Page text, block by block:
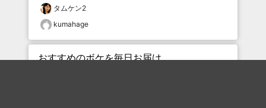
タムケン2
kumahage
おすすめのボケを毎日お届け